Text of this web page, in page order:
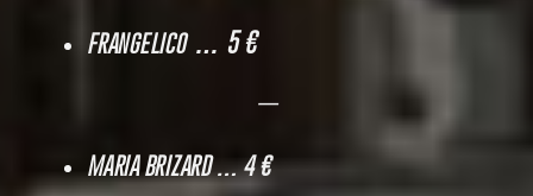
FRANGELICO … 5 €
—
MARIA BRIZARD… 4 €